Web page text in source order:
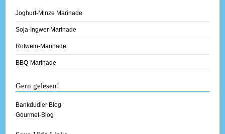
Joghurt-Minze Marinade
Soja-Ingwer Marinade
Rotwein-Marinade
BBQ-Marinade
Gern gelesen!
Bankdudler Blog
Gourmet-Blog